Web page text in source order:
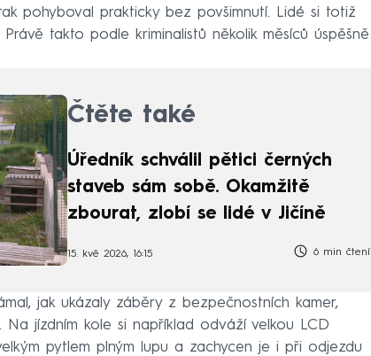
pohyboval prakticky bez povšimnutí. Lidé si totiž
takto podle kriminalistů několik měsíců úspěšně
Čtěte také
Úředník schválil pětici černých
staveb sám sobě. Okamžitě
zbourat, zlobí se lidé v Jičíně
15. kvě 2026, 16:15 6 min čtení
jak ukázaly záběry z bezpečnostních kamer,
Na jízdním kole si například odváží velkou LCD
pytlem plným lupu a zachycen je i při odjezdu